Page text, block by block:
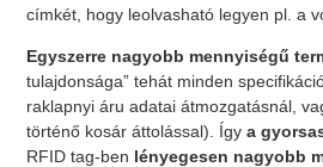
címkét, hogy leolvasható legyen pl. a
Egyszerre nagyobb mennyiségű
tulajdonsága” tehát minden
raklapnyi áru adatai átmozgatásnál,
történő kosár áttolással). Ígya
RFID tag-ben lényegesen nagyobb